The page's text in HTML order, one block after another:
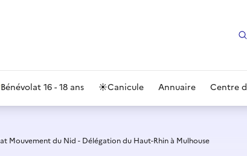
Bénévolat 16 - 18 ans ☀️Canicule Annuaire Centre
Mouvement du Nid - Délégation du Haut-Rhin à Mulhouse